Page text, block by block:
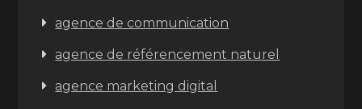
agence de communication
agence de référencement naturel
agence marketing digital